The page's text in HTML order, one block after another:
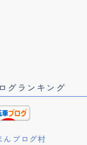
グランキング
んブログ村